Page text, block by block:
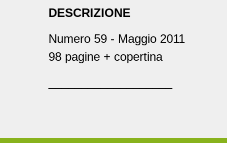
DESCRIZIONE
Numero 59 - Maggio 2011
98 pagine + copertina